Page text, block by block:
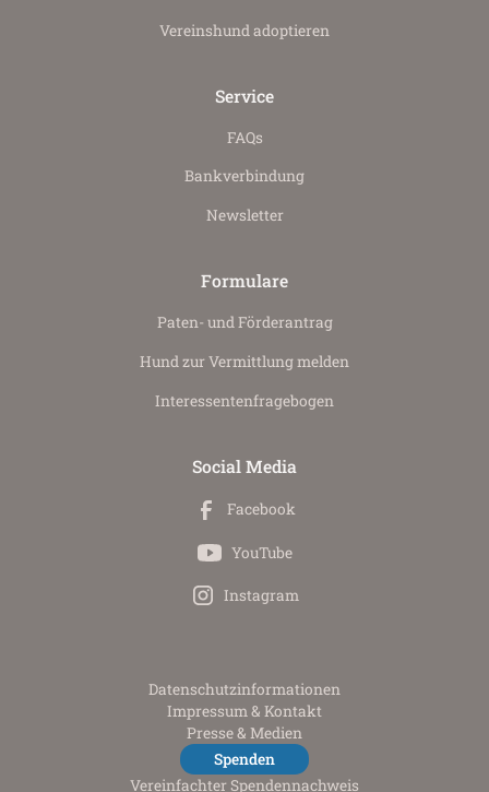
Vereinshund adoptieren
Service
FAQs
Bankverbindung
Newsletter
Formulare
Paten- und Förderantrag
Hund zur Vermittlung melden
Interessenten­fragebogen
Social Media
Facebook
YouTube
Instagram
Datenschutz­informationen
Impressum & Kontakt
Presse & Medien
Spenden
Vereinfachter Spendennachweis